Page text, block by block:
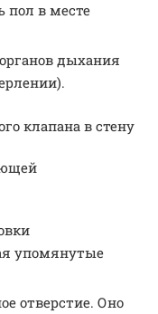
пол в месте
дыхания
клапана в стену
упомянутые
отверстие. Оно